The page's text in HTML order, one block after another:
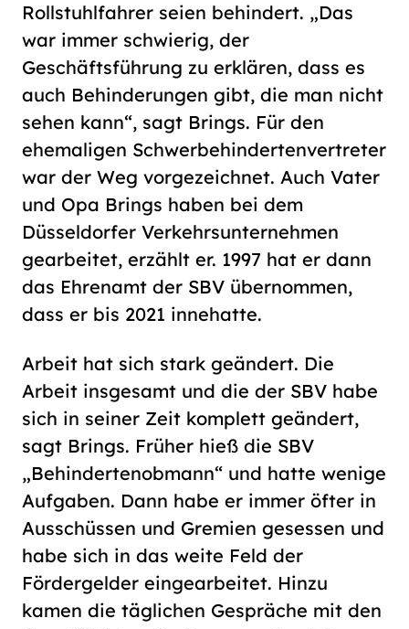
Rollstuhlfahrer seien behindert. „Das
war immer schwierig, der
Geschäftsführung zu erklären, dass es
auch Behinderungen gibt, die man nicht
sehen kann“, sagt Brings. Für den
ehemaligen Schwerbehindertenvertreter
war der Weg vorgezeichnet. Auch Vater
und Opa Brings haben bei dem
Düsseldorfer Verkehrsunternehmen
gearbeitet, erzählt er. 1997 hat er dann
das Ehrenamt der SBV übernommen,
dass er bis 2021 innehatte.
Arbeit hat sich stark geändert. Die
Arbeit insgesamt und die der SBV habe
sich in seiner Zeit komplett geändert,
sagt Brings. Früher hieß die SBV
„Behindertenobmann“ und hatte wenige
Aufgaben. Dann habe er immer öfter in
Ausschüssen und Gremien gesessen und
habe sich in das weite Feld der
Fördergelder eingearbeitet. Hinzu
kamen die täglichen Gespräche mit den